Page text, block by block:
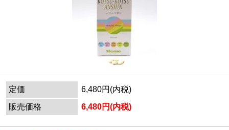
定価
6,480円(内税)
販売価格
6,480円(内税)